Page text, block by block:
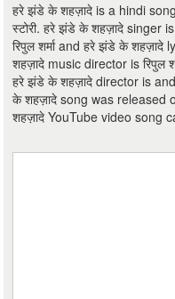
हरे झंडे के शहज़ादे is a hindi
स्टोरी. हरे झंडे के शहज़ादे singer
रिपुल शर्मा and हरे झंडे के
शहज़ादे music director is रिपुल
हरे झंडे के शहज़ादे director is
के शहज़ादे song was released
शहज़ादे YouTube video song